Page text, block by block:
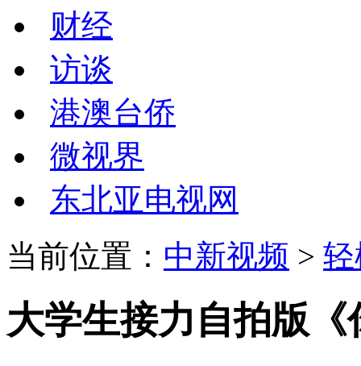
财经
访谈
港澳台侨
微视界
东北亚电视网
当前位置： 中新视频 >
大学生接力自拍版